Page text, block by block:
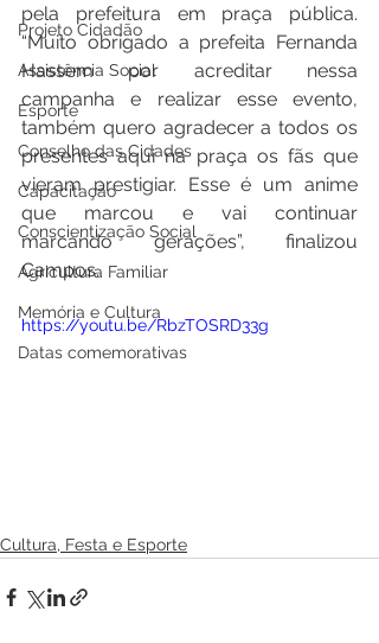
Projeto Cidadão
Assistência Social
Esporte
Conselho das Cidades
Capacitação
Conscientização Social
Agricultura Familiar
Memória e Cultura
Datas comemorativas
pela prefeitura em praça pública.
“Muito obrigado a prefeita Fernanda
Hassem por acreditar nessa
campanha e realizar esse evento,
também quero agradecer a todos os
presentes aqui na praça os fãs que
vieram prestigiar. Esse é um anime
que marcou e vai continuar
marcando gerações”, finalizou
Campos.
https://youtu.be/RbzTOSRD33g
Cultura, Festa e Esporte